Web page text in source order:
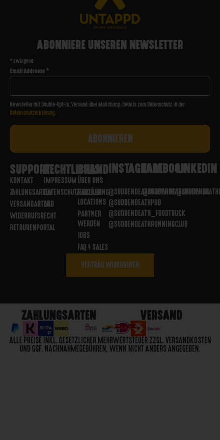
ABONNIERE UNSEREN NEWSLETTER
* zwingend
Email Addresse*
Newsletter mit Double-Opt-In. Versand über Mailchimp. Details zum Datenschutz in der
Datenschutzerklärung.
SUPPORT
KONTAKT
ZAHLUNGSARTEN
VERSANDARTEN
WIDERRUFSRECHT
RETOURENPORTAL
RECHTLICHES
IMPRESSUM
DATENSCHUTZERKLÄRUNG
AGB
BRAND
ÜBER UNS
PARTNER
LOCATIONS
PARTNER
WERDEN
JOBS
FAQ / SALES
INSTAGRAM
@SUDDENDEATHBREWING
@SUDDENDEATHPUB
@SUDDENDEATH_FOODTRUCK
@SUDDENDEATHRUNNINGCLUB
FACEBOOK
@SUDDENDEATHBREWING
LINKEDIN
VERTRAG WIDERRUFEN
ZAHLUNGSARTEN VERSAND
ALLE PREISE INKL. GESETZLICHER MEHRWERTSTEUER ZZGL. VERSANDKOSTEN
UND GGF. NACHNAHMEGEBÜHREN, WENN NICHT ANDERS ANGEGEBEN.